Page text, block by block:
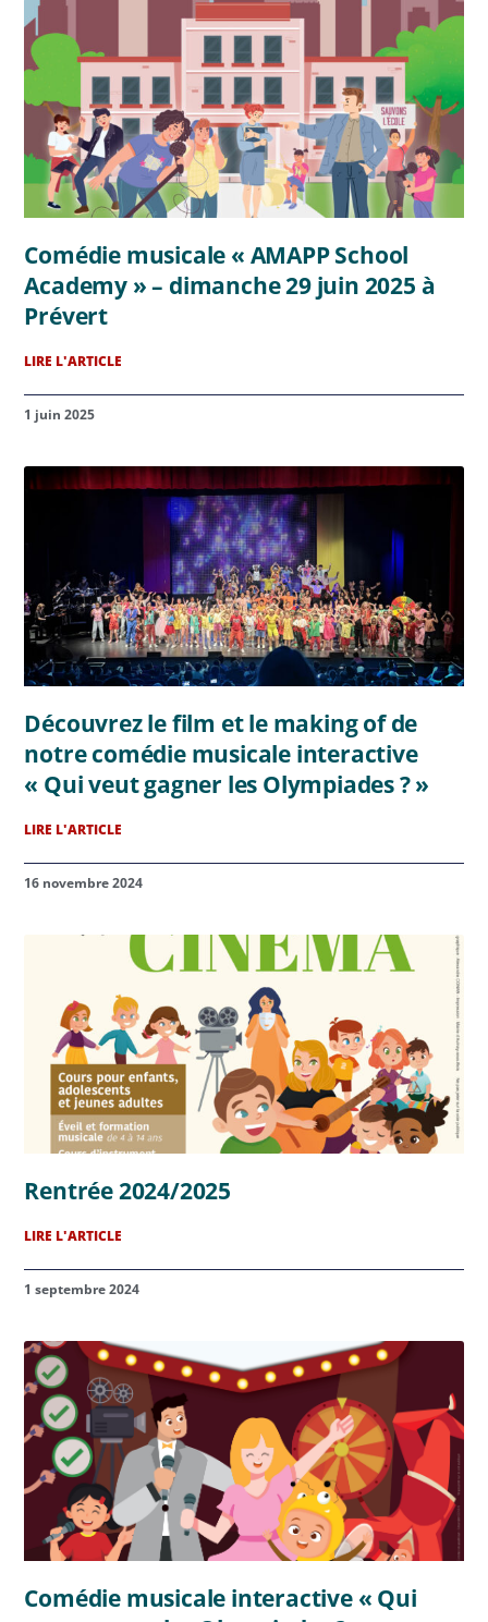
Comédie musicale « AMAPP School
Academy » – dimanche 29 juin 2025 à
Prévert
LIRE L'ARTICLE
1 juin 2025
Découvrez le film et le making of de
notre comédie musicale interactive
« Qui veut gagner les Olympiades ? »
LIRE L'ARTICLE
16 novembre 2024
Rentrée 2024/2025
LIRE L'ARTICLE
1 septembre 2024
Comédie musicale interactive « Qui